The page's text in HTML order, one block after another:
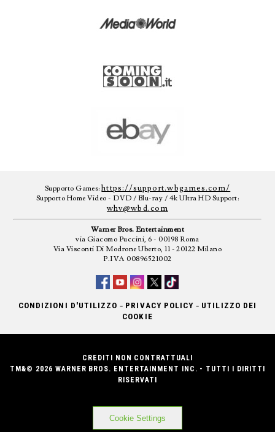
Supporto Games:https://support.wbgames.com/
Supporto Home Video - DVD / Blu-ray / 4k Ultra HD Support:
whv@wbd.com
Warner Bros. Entertainment
via Giacomo Puccini, 6 - 00198 Roma
Via Visconti Di Modrone Uberto, 11 - 20122 Milano
P.IVA 00896521002
CONDIZIONI D'UTILIZZO - PRIVACY POLICY - UTILIZZO DEI
COOKIE
CREDITI NON CONTRATTUALI
TM&© 2026 WARNER BROS. ENTERTAINMENT INC. - TUTTI I DIRITTI
RISERVATI
Cookie Settings